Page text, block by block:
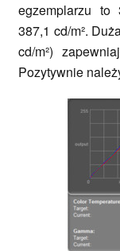
egzemplarzu to
387,1 cd/m².
cd/m²)
Pozytywnie